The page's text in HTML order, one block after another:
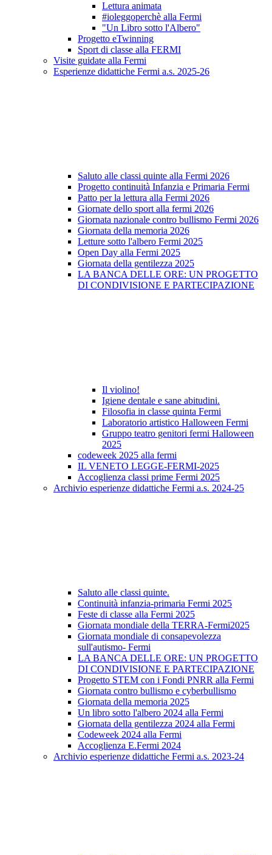
Lettura animata
#ioleggoperchè alla Fermi
"Un Libro sotto l'Albero"
Progetto eTwinning
Sport di classe alla FERMI
Visite guidate alla Fermi
Esperienze didattiche Fermi a.s. 2025-26
Saluto alle classi quinte alla Fermi 2026
Progetto continuità Infanzia e Primaria Fermi
Patto per la lettura alla Fermi 2026
Giornate dello sport alla fermi 2026
Giornata nazionale contro bullismo Fermi 2026
Giornata della memoria 2026
Letture sotto l'albero Fermi 2025
Open Day alla Fermi 2025
Giornata della gentilezza 2025
LA BANCA DELLE ORE: UN PROGETTO
DI CONDIVISIONE E PARTECIPAZIONE
Il violino!
Igiene dentale e sane abitudini.
Filosofia in classe quinta Fermi
Laboratorio artistico Halloween Fermi
Gruppo teatro genitori fermi Halloween
2025
codeweek 2025 alla fermi
IL VENETO LEGGE-FERMI-2025
Accoglienza classi prime Fermi 2025
Archivio esperienze didattiche Fermi a.s. 2024-25
Saluto alle classi quinte.
Continuità infanzia-primaria Fermi 2025
Feste di classe alla Fermi 2025
Giornata mondiale della TERRA-Fermi2025
Giornata mondiale di consapevolezza
sull'autismo- Fermi
LA BANCA DELLE ORE: UN PROGETTO
DI CONDIVISIONE E PARTECIPAZIONE
Progetto STEM con i Fondi PNRR alla Fermi
Giornata contro bullismo e cyberbullismo
Giornata della memoria 2025
Un libro sotto l'albero 2024 alla Fermi
Giornata della gentilezza 2024 alla Fermi
Codeweek 2024 alla Fermi
Accoglienza E.Fermi 2024
Archivio esperienze didattiche Fermi a.s. 2023-24